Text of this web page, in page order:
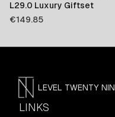
L29.0 Luxury Giftset
€149.85
LEVEL TWENTY
LINKS